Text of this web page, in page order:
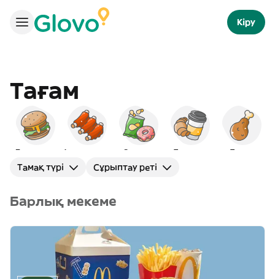
Кіру
Тағам
Бургерлер Америкалық Снэктер Таңғы ас Тауық
Тамақ түрі Сұрыптау реті
Барлық мекеме